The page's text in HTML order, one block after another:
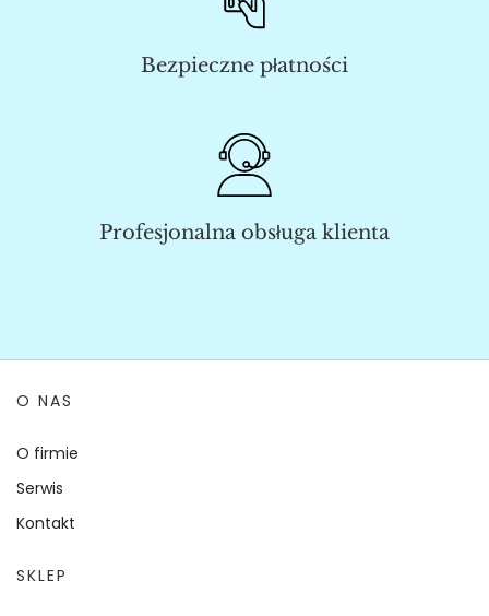
Bezpieczne płatności
Profesjonalna obsługa klienta
O NAS
O firmie
Serwis
Kontakt
SKLEP